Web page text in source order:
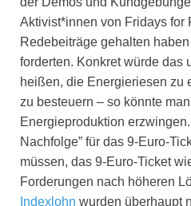
Aktivist*innen von Fridays for
Redebeiträge gehalten
forderten. Konkret würde das
heißen, die Energieriesen zu
zu besteuern – so könnte
Energieproduktion
Nachfolge” für das 9-Euro-
müssen, das 9-Euro-Ticket
Forderungen nach höheren
Indexlohn wurden überhaupt